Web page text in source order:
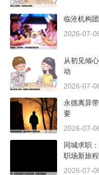
临沧机构
2026-07-
从初见倾
动
2026-07-
永德离异
要
2026-07-
同城求职
职场新旅程
2026-07-